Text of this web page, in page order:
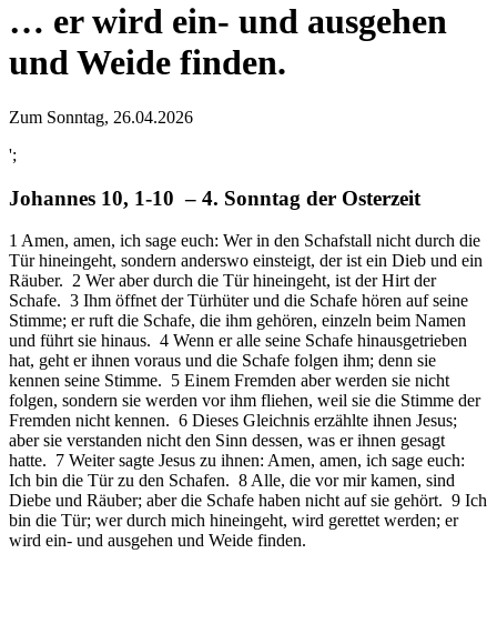
… er wird ein- und ausgehen
und Weide finden.
Zum Sonntag, 26.04.2026
';
Johannes 10, 1-10 – 4. Sonntag der Osterzeit
1 Amen, amen, ich sage euch: Wer in den Schafstall nicht durch die
Tür hineingeht, sondern anderswo einsteigt, der ist ein Dieb und ein
Räuber. 2 Wer aber durch die Tür hineingeht, ist der Hirt der
Schafe. 3 Ihm öffnet der Türhüter und die Schafe hören auf seine
Stimme; er ruft die Schafe, die ihm gehören, einzeln beim Namen
und führt sie hinaus. 4 Wenn er alle seine Schafe hinausgetrieben
hat, geht er ihnen voraus und die Schafe folgen ihm; denn sie
kennen seine Stimme. 5 Einem Fremden aber werden sie nicht
folgen, sondern sie werden vor ihm fliehen, weil sie die Stimme der
Fremden nicht kennen. 6 Dieses Gleichnis erzählte ihnen Jesus;
aber sie verstanden nicht den Sinn dessen, was er ihnen gesagt
hatte. 7 Weiter sagte Jesus zu ihnen: Amen, amen, ich sage euch:
Ich bin die Tür zu den Schafen. 8 Alle, die vor mir kamen, sind
Diebe und Räuber; aber die Schafe haben nicht auf sie gehört. 9 Ich
bin die Tür; wer durch mich hineingeht, wird gerettet werden; er
wird ein- und ausgehen und Weide finden.